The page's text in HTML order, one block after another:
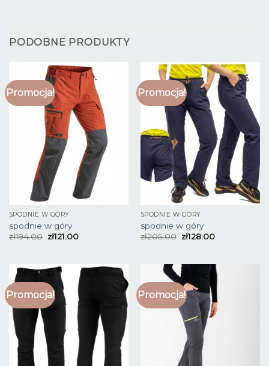
PODOBNE PRODUKTY
Promocja!
SPODNIE W GÓRY
spodnie w góry
zł194.00 zł121.00
Promocja!
SPODNIE W GÓRY
spodnie w góry
zł205.00 zł128.00
Promocja! Promocja!